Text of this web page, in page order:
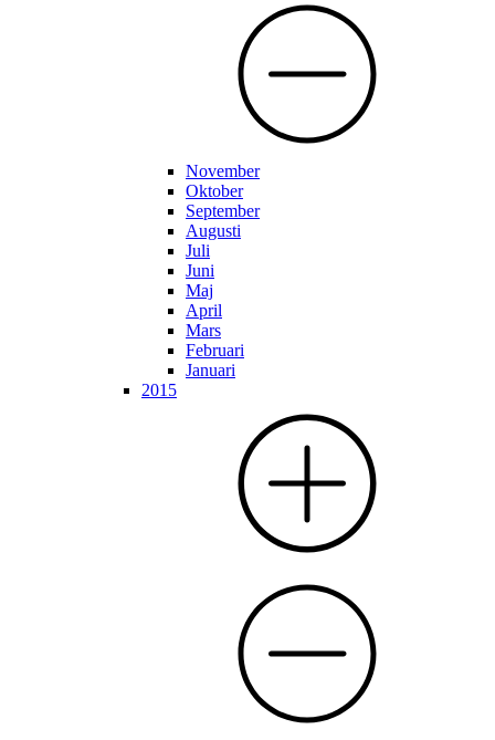
November
Oktober
September
Augusti
Juli
Juni
Maj
April
Mars
Februari
Januari
2015